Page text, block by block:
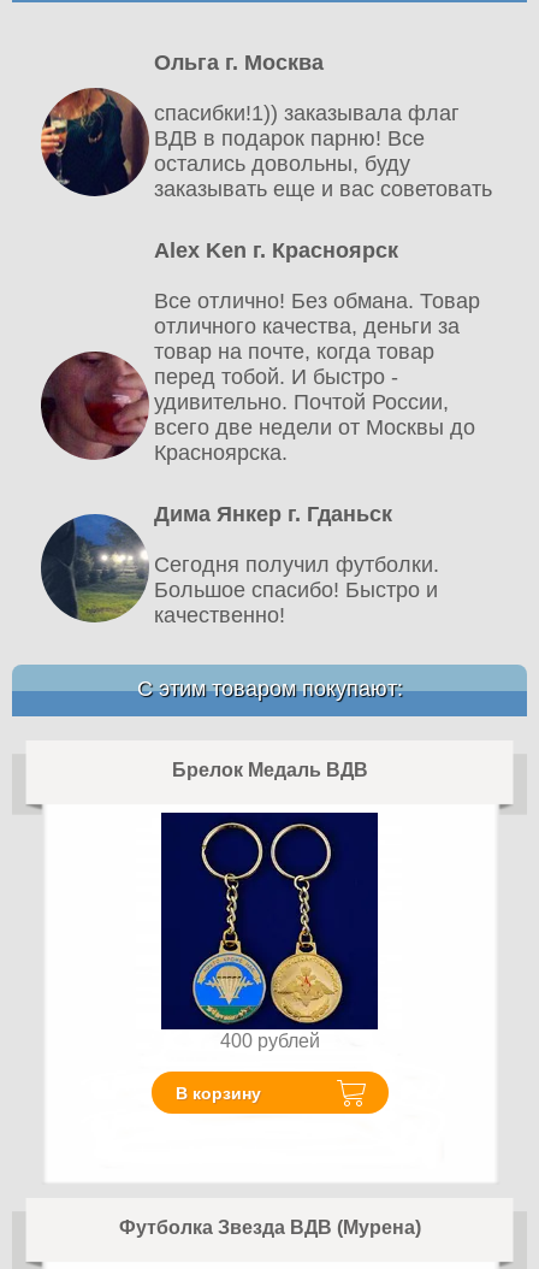
Ольга г. Москва
спасибки!1)) заказывала флаг
ВДВ в подарок парню! Все
остались довольны, буду
заказывать еще и вас советовать
Alex Ken г. Красноярск
Все отлично! Без обмана. Товар
отличного качества, деньги за
товар на почте, когда товар
перед тобой. И быстро -
удивительно. Почтой России,
всего две недели от Москвы до
Красноярска.
Дима Янкер г. Гданьск
Сегодня получил футболки.
Большое спасибо! Быстро и
качественно!
С этим товаром покупают:
Брелок Медаль ВДВ
400 рублей
В корзину
Футболка Звезда ВДВ (Мурена)